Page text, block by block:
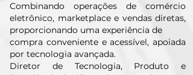
Combinando operações de comércio
eletrônico, marketplace e vendas diretas,
proporcionando uma experiência de
compra conveniente e acessível, apoiada
por tecnologia avançada.
Diretor de Tecnologia, Produto e